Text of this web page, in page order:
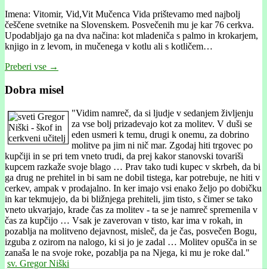
Imena: Vitomir, Vid,Vit Mučenca Vida prištevamo med najbolj
češčene svetnike na Slovenskem. Posvečenih mu je kar 76 cerkva.
Upodabljajo ga na dva načina: kot mladeniča s palmo in krokarjem,
knjigo in z levom, in mučenega v kotlu ali s kotličem…
Preberi vse →
Dobra misel
"Vidim namreč, da si ljudje v sedanjem življenju
za vse bolj prizadevajo kot za molitev. V duši se
eden usmeri k temu, drugi k onemu, za dobrino
molitve pa jim ni nič mar. Zgodaj hiti trgovec po
kupčiji in se pri tem vneto trudi, da prej kakor stanovski tovariši
kupcem razkaže svoje blago … Prav tako tudi kupec v skrbeh, da bi
ga drug ne prehitel in bi sam ne dobil tistega, kar potrebuje, ne hiti v
cerkev, ampak v prodajalno. In ker imajo vsi enako željo po dobičku
in kar tekmujejo, da bi bližnjega prehiteli, jim tisto, s čimer se tako
vneto ukvarjajo, krade čas za molitev - ta se je namreč spremenila v
čas za kupčijo … Vsak je zaverovan v tisto, kar ima v rokah, in
pozablja na molitveno dejavnost, misleč, da je čas, posvečen Bogu,
izguba z ozirom na nalogo, ki si jo je zadal … Molitev opušča in se
zanaša le na svoje roke, pozablja pa na Njega, ki mu je roke dal."
sv. Gregor Niški